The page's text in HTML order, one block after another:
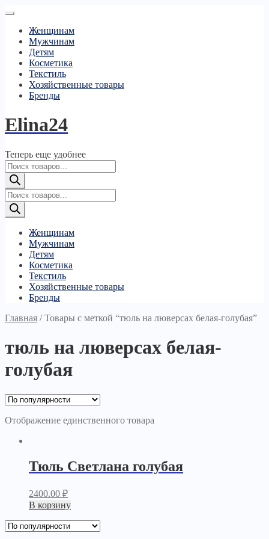
Женщинам
Мужчинам
Детям
Косметика
Текстиль
Хозяйственные товары
Бренды
Elina24
Теперь еще удобнее
Поиск
товаров
Поиск
товаров
Женщинам
Мужчинам
Детям
Косметика
Текстиль
Хозяйственные товары
Бренды
Главная /Товары с меткой “тюль на люверсах белая-голубая”
тюль на люверсах белая-
голубая
Отображение единственного товара
Тюль Светлана голубая
2400.00 ₽
В корзину